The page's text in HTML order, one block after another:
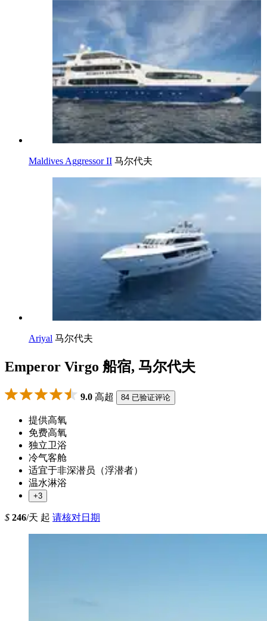
Maldives Aggressor II 马尔代夫
Ariyal 马尔代夫
Emperor Virgo 船宿, 马尔代夫
9.0 高超 84 已验证评论
提供高氧
免费高氧
独立卫浴
冷气客舱
适宜于非深潜员（浮潜者）
温水淋浴
+3
$ 246/天 起 请核对日期